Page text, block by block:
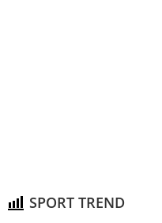
SPORT TREND